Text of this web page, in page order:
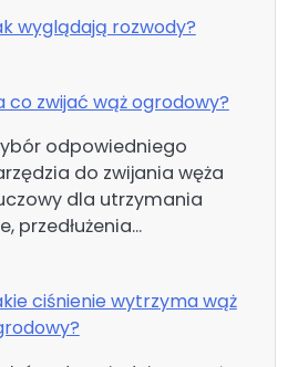
wyglądają rozwody?
co zwijać wąż ogrodowy?
odpowiedniego
do zwijania węża
dla utrzymania
przedłużenia…
ciśnienie wytrzyma wąż